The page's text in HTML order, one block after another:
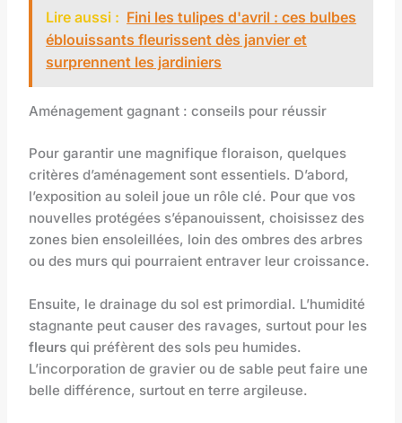
Lire aussi : Fini les tulipes d'avril : ces bulbes
éblouissants fleurissent dès janvier et
surprennent les jardiniers
Aménagement gagnant : conseils pour réussir
Pour garantir une magnifique floraison, quelques
critères d’aménagement sont essentiels. D’abord,
l’exposition au soleil joue un rôle clé. Pour que vos
nouvelles protégées s’épanouissent, choisissez des
zones bien ensoleillées, loin des ombres des arbres
ou des murs qui pourraient entraver leur croissance.
Ensuite, le drainage du sol est primordial. L’humidité
stagnante peut causer des ravages, surtout pour les
fleurs qui préfèrent des sols peu humides.
L’incorporation de gravier ou de sable peut faire une
belle différence, surtout en terre argileuse.